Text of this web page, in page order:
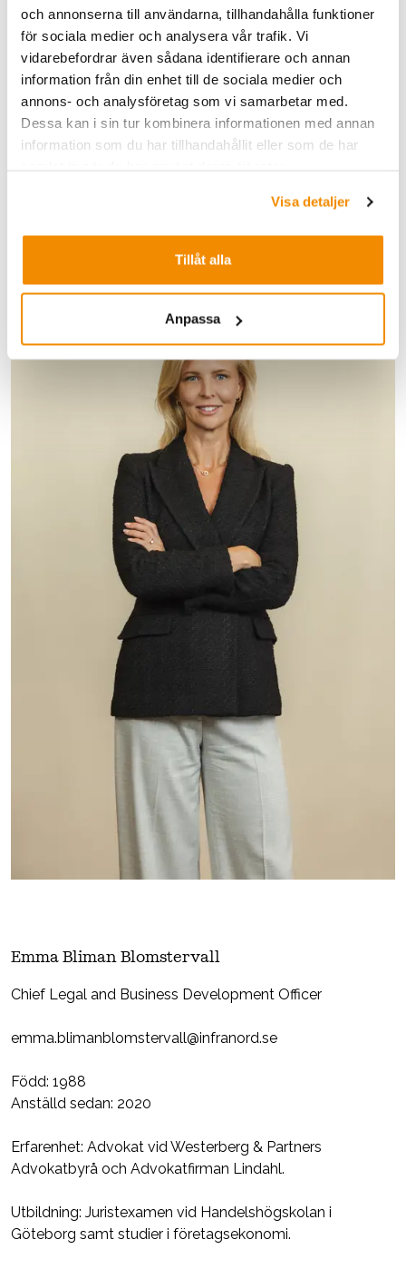
och annonserna till användarna, tillhandahålla funktioner
för sociala medier och analysera vår trafik. Vi
vidarebefordrar även sådana identifierare och annan
information från din enhet till de sociala medier och
annons- och analysföretag som vi samarbetar med.
Dessa kan i sin tur kombinera informationen med annan
information som du har tillhandahållit eller som de har
Visa detaljer
Tillåt alla
Anpassa
Anställd sedan: 2025
Erfarenhet: Chefsbefattningar inom Försäljning, Strategi,
Affärsutveckling, Projekt och Konstruktion på ABB,
Utbildning: Civilingenjör Elektroteknik KTH och MBA
Emma Bliman Blomstervall
Chief Legal and Business Development Officer
emma.blimanblomstervall@infranord.se
Född: 1988
Anställd sedan: 2020
Erfarenhet: Advokat vid Westerberg & Partners
Advokatbyrå och Advokatfirman Lindahl.
Utbildning: Juristexamen vid Handelshögskolan i
Göteborg samt studier i företagsekonomi.